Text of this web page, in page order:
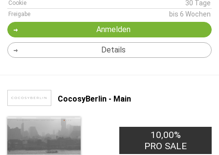
Cookie 30 Tage
Freigabe bis 6 Wochen
Anmelden
Details
CocosyBerlin - Main
10,00%
PRO SALE